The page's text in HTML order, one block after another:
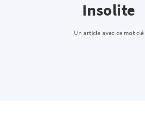
Insolite
Un article avec ce mot clé